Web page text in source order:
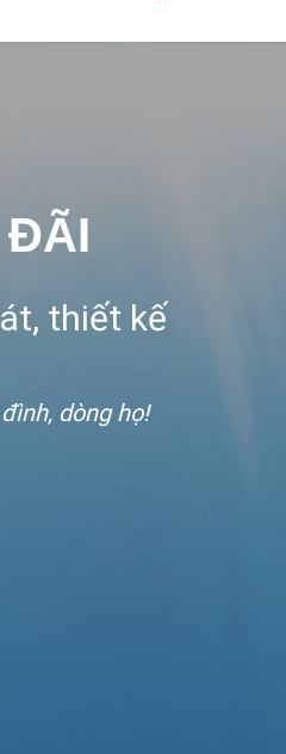
ĐÃI
thiết kế
dòng họ!